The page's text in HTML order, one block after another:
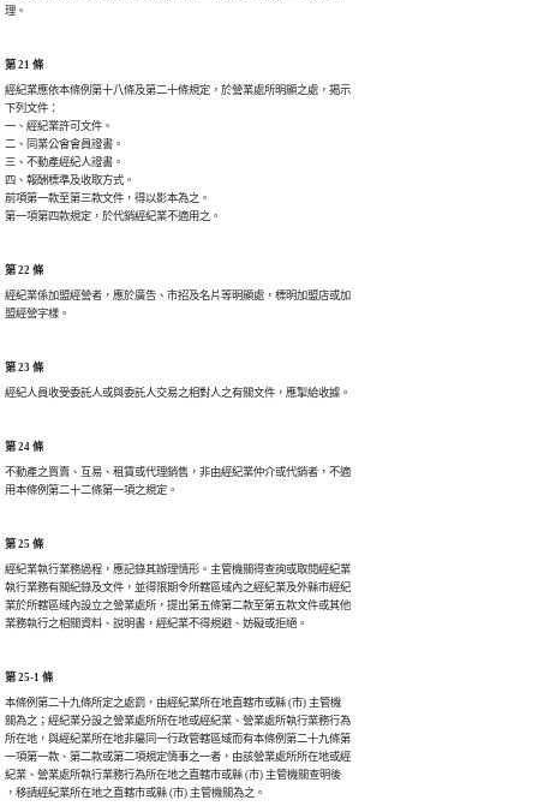
理。
第 21 條
經紀業應依本條例第十八條及第二十條規定，於營業處所明顯之處，揭示
下列文件：
一、經紀業許可文件。
二、同業公會會員證書。
三、不動產經紀人證書。
四、報酬標準及收取方式。
前項第一款至第三款文件，得以影本為之。
第 22 條
經紀業係加盟經營者，應於廣告、市招及名片等明顯處，標明加盟店或加
盟經營字樣。
第 23 條
經紀人員收受委託人或與委託人交易之相對人之有關文件，應掣給收據。
第 24 條
不動產之買賣、互易、租賃或代理銷售，非由經紀業仲介或代銷者，不適
用本條例第二十二條第一項之規定。
第 25 條
經紀業執行業務過程，應記錄其辦理情形。主管機關得查詢或取閱經紀業
執行業務有關紀錄及文件，並得限期令所轄區域內之經紀業及外縣市經紀
業於所轄區域內設立之營業處所，提出第五條第二款至第五款文件或其他
業務執行之相關資料、說明書，經紀業不得規避、妨礙或拒絕。
第 25-1 條
本條例第二十九條所定之處罰，由經紀業所在地直轄市或縣 (市) 主管機
關為之；經紀業分設之營業處所所在地或經紀業、營業處所執行業務行為
所在地，與經紀業所在地非屬同一行政管轄區域而有本條例第二十九條第
一項第一款、第二款或第二項規定情事之一者，由該營業處所所在地或經
紀業、營業處所執行業務行為所在地之直轄市或縣 (市) 主管機關查明後